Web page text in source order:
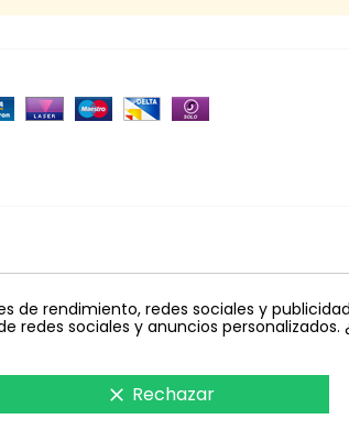
feromona polillero placa lucha
azul sin carnet colmena planta
FeromonasyTrampas © 2018 -
de rendimiento, redes sociales y
redes sociales y anuncios
clear Rechazar